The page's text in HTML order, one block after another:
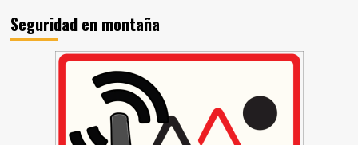
Seguridad en montaña